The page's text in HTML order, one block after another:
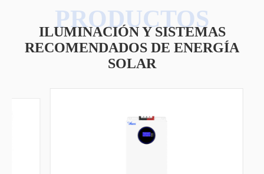
ILUMINACIÓN Y SISTEMAS
RECOMENDADOS DE ENERGÍA
SOLAR